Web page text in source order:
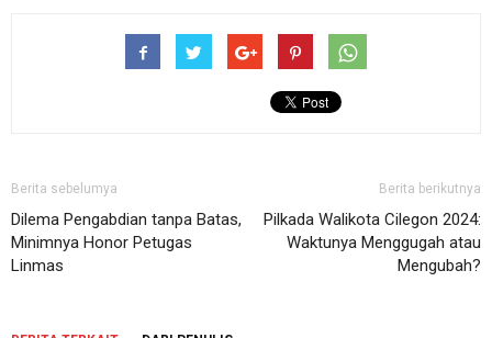
Berita sebelumya
Dilema Pengabdian tanpa Batas,
Minimnya Honor Petugas
Linmas
Berita berikutnya
Pilkada Walikota Cilegon 2024:
Waktunya Menggugah atau
Mengubah?